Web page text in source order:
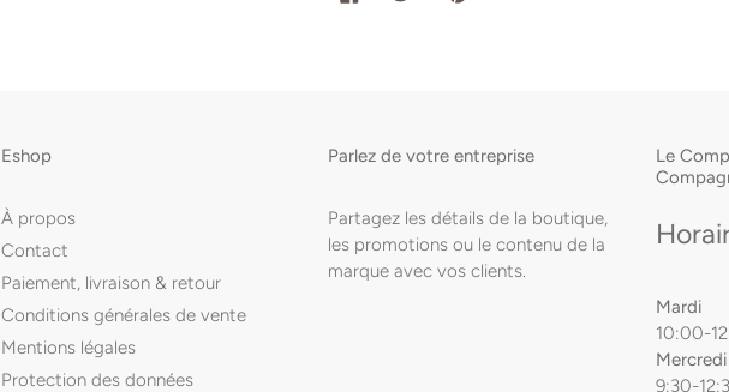
Eshop
À propos
Contact
Paiement, livraison & retour
Conditions générales de vente
Mentions légales
Protection des données
Parlez de votre entreprise
Partagez les détails de la boutique,
les promotions ou le contenu de la
marque avec vos clients.
Le
Mardi
10:00-
9:30-